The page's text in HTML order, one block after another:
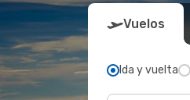
Vuelos
Ida y vuelta